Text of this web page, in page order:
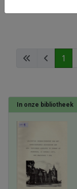
1
In onze bibliotheek